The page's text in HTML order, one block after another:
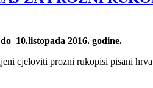
10.listopada 2016. godine.
cjeloviti prozni rukopisi pisani